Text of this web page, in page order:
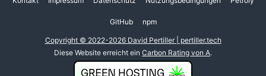
GitHub npm
Copyright © 2022-2026 David Pertiller | pertiller.tech
Diese Website erreicht ein Carbon Rating von A.